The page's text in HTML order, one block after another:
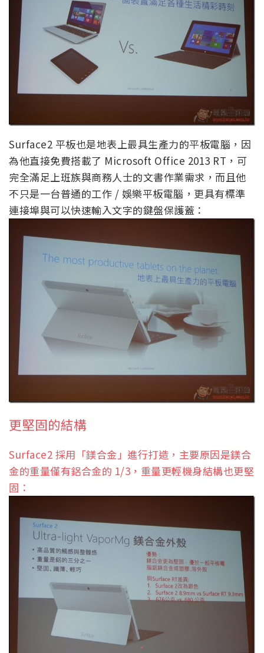
Surface2 平板也是地表上最具生產力的平板電腦，因
為他直接免費搭載了 Microsoft Office 2013 RT，可
完全滿足上班族與商務人士的文書作業需求，而且他
不只是一台普通的工作 / 娛樂平板電腦，更具有標準
連接埠與可以快速輸入文字的鍵盤保護蓋：
更堅固的結構
Surface2 採用「鎂合金」進行打造，主要原因是鎂合
金的重量僅有鋁合金的 1/3，重量更輕機身結構也更堅
固：